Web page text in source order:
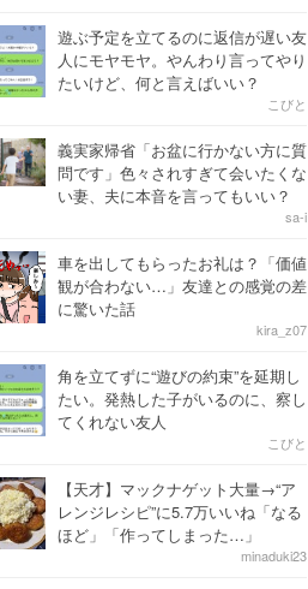
遊ぶ予定を立てるのに返信が遅い友
人にモヤモヤ。やんわり言ってやり
たいけど、何と言えばいい？
こびと
義実家帰省「お盆に行かない方に質
問です」色々されすぎて会いたくな
い妻、夫に本音を言ってもいい？
sa-i
車を出してもらったお礼は？「価値
観が合わない…」友達との感覚の差
に驚いた話
kira_z07
角を立てずに“遊びの約束”を延期し
たい。発熱した子がいるのに、察し
てくれない友人
こびと
【天才】マックナゲット大量→“ア
レンジレシピ”に5.7万いいね「なる
ほど」「作ってしまった…」
minaduki23